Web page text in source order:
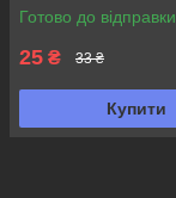
Готово до відправки
25 ₴ 33 ₴
Купити